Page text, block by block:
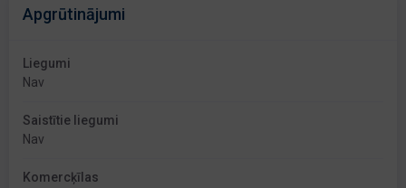
Apgrūtinājumi
Liegumi
Nav
Saistītie liegumi
Nav
Komercķīlas